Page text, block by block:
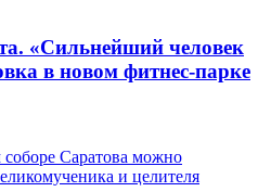
«Сильнейший человек
в новом фитнес-парке